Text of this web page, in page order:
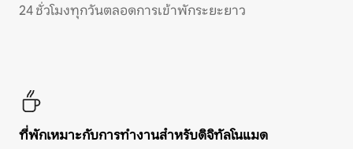
24 ชั่วโมงทุกวันตลอดการเข้าพักระยะยาว
ที่พักเหมาะกับการทำงานสำหรับดิจิทัลโนแมด